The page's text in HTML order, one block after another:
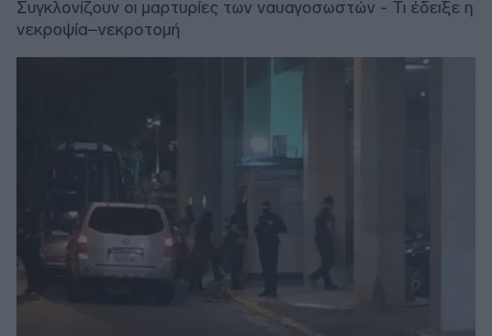
Συγκλονίζουν οι μαρτυρίες των ναυαγοσωστών - Τι έδειξε η
νεκροψία–νεκροτομή